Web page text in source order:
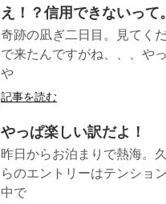
え！？信用できないって
奇跡の凪ぎ二日目。見てく
で来たんですがね、、、や
や
記事を読む
やっぱ楽しい訳だよ！
昨日からお泊まりで熱海。
らのエントリーはテンショ
中で